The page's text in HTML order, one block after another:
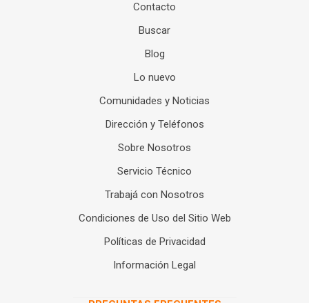
Contacto
Buscar
Blog
Lo nuevo
Comunidades y Noticias
Dirección y Teléfonos
Sobre Nosotros
Servicio Técnico
Trabajá con Nosotros
Condiciones de Uso del Sitio Web
Políticas de Privacidad
Información Legal